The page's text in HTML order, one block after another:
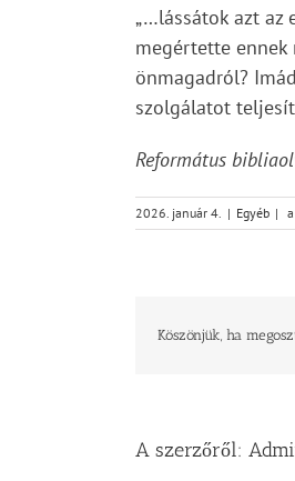
„…lássátok azt az
megértette
önmagadról?
szolgálatot
Református
2026. január 4. | Egyéb |
Köszönjük, ha
A szerzőről: